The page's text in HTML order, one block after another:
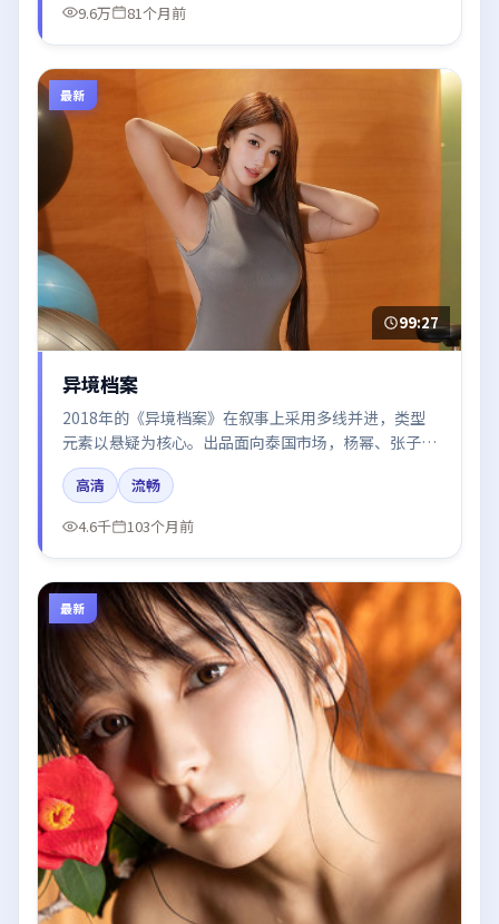
9.6万
81个月前
最新
99:27
异境档案
2018年的《异境档案》在叙事上采用多线并进，类型
元素以悬疑为核心。出品面向泰国市场，杨幂、张子
枫、汤唯、王景春、梁朝伟所饰角色推动关键反转，结
尾留白引发讨论。
高清
流畅
4.6千
103个月前
最新